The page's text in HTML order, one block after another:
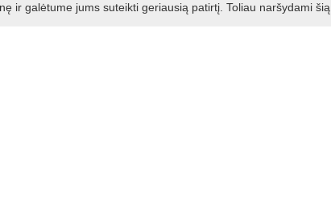
ir galėtume jums suteikti geriausią patirtį. Toliau naršydami